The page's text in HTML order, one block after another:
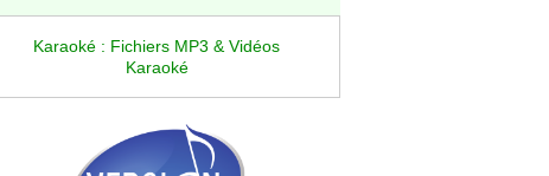
Karaoké : Fichiers MP3 & Vidéos
Karaoké